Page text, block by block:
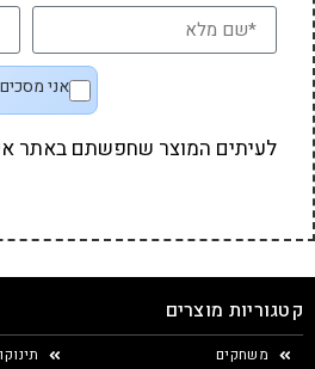
אני
לעיתים המוצר שחפשתם באתר
קטגוריות מוצרים
משחקים